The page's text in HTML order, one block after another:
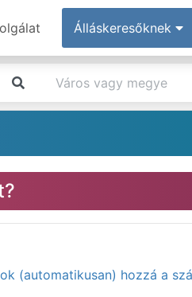
Álláskeresőknek
(automatikusan) hozzá a